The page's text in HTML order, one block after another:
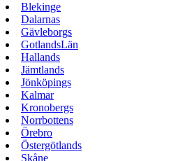
Blekinge
Dalarnas
Gävleborgs
GotlandsLän
Hallands
Jämtlands
Jönköpings
Kalmar
Kronobergs
Norrbottens
Örebro
Östergötlands
Skåne